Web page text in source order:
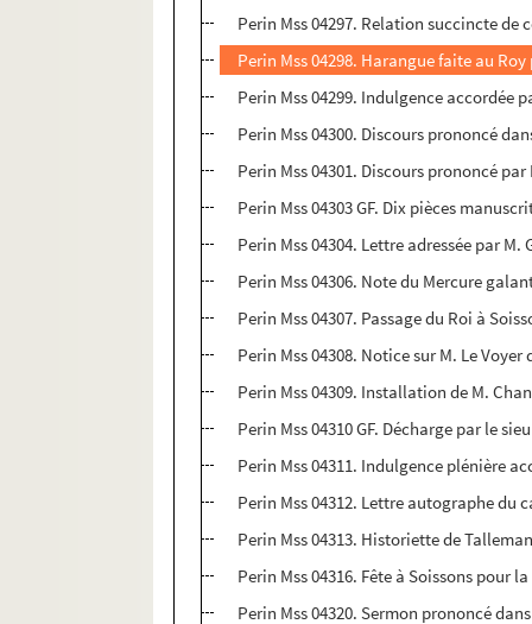
Perin Mss 04297. Relation succincte
Perin Mss 04298. Harangue faite au
Perin Mss 04299. Indulgence accordée
Perin Mss 04300. Discours prononcé
Perin Mss 04301. Discours prononcé
Perin Mss 04303 GF. Dix pièces
Perin Mss 04304. Lettre adressée par
Perin Mss 04306. Note du Mercure
Perin Mss 04307. Passage du Roi à
Perin Mss 04308. Notice sur M. Le
Perin Mss 04309. Installation de M.
Perin Mss 04310 GF. Décharge par le
Perin Mss 04311. Indulgence plénière
Perin Mss 04312. Lettre autographe
Perin Mss 04313. Historiette de
Perin Mss 04316. Fête à Soissons pour
Perin Mss 04320. Sermon prononcé